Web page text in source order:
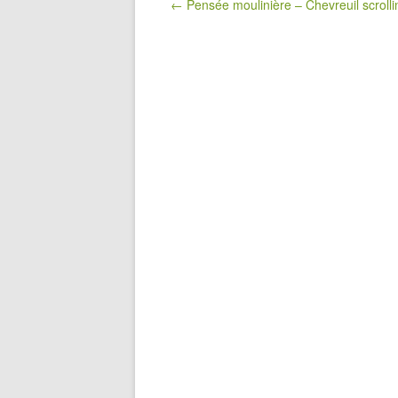
Post navigation
← Pensée moulinière – Chevreuil